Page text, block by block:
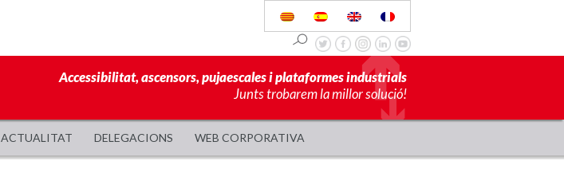
Accessibilitat, ascensors, pujaescales i plataformes industrials
Junts trobarem la millor solució!
ACTUALITAT DELEGACIONS WEB CORPORATIVA